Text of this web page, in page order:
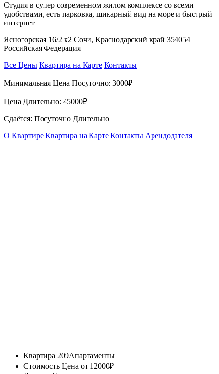
Студия в супер современном жилом комплексе со всеми
удобствами, есть парковка, шикарный вид на море и быстрый
интернет
Ясногорская 16/2 к2 Сочи, Краснодарский край 354054
Российская Федерация
Все Цены Квартира на Карте Контакты
Минимальная Цена Посуточно: 3000₽
Цена Длительно: 45000₽
Сдаётся: Посуточно Длительно
О Квартире Квартира на Карте Контакты Арендодателя
Квартира 209Апартаменты
Стоимость Цена от 12000₽